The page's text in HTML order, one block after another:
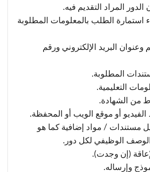
الدور المراد التقديم فيه.
الطلب بالمعلومات المطلوبة
وعنوان البريد الإلكتروني ورقم
المطلوبة.
التعليمية.
من الشهادة.
الفيديو أو موقع الويب أو المحفظة.
مستندات / مواد إضافية كما هو
الوظيفي لكل دور.
(إن وجدت).
وإرساله.